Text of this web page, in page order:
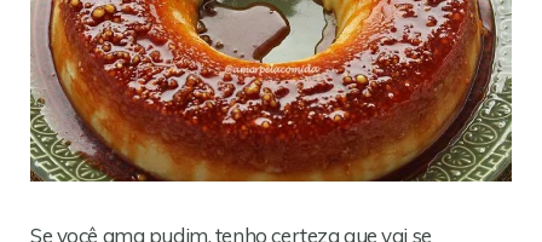
Se você ama pudim, tenho certeza que vai se